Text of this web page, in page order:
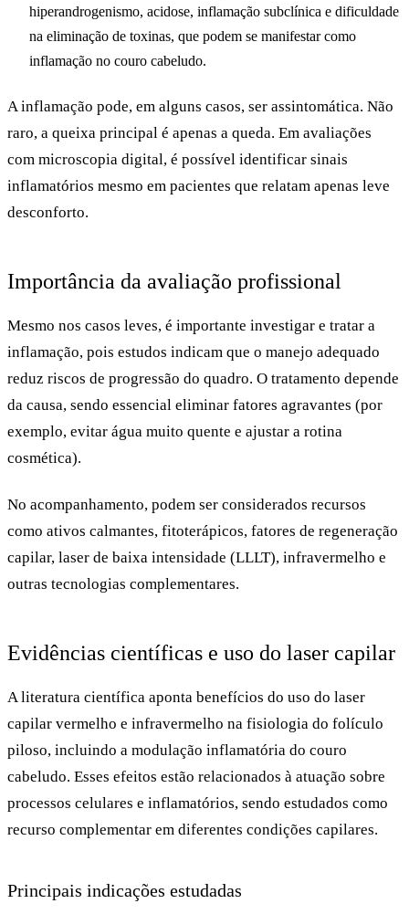
hiperandrogenismo, acidose, inflamação subclínica e dificuldade
na eliminação de toxinas, que podem se manifestar como
inflamação no couro cabeludo.
A inflamação pode, em alguns casos, ser assintomática. Não
raro, a queixa principal é apenas a queda. Em avaliações
com microscopia digital, é possível identificar sinais
inflamatórios mesmo em pacientes que relatam apenas leve
desconforto.
Importância da avaliação profissional
Mesmo nos casos leves, é importante investigar e tratar a
inflamação, pois estudos indicam que o manejo adequado
reduz riscos de progressão do quadro. O tratamento depende
da causa, sendo essencial eliminar fatores agravantes (por
exemplo, evitar água muito quente e ajustar a rotina
cosmética).
No acompanhamento, podem ser considerados recursos
como ativos calmantes, fitoterápicos, fatores de regeneração
capilar, laser de baixa intensidade (LLLT), infravermelho e
outras tecnologias complementares.
Evidências científicas e uso do laser capilar
A literatura científica aponta benefícios do uso do laser
capilar vermelho e infravermelho na fisiologia do folículo
piloso, incluindo a modulação inflamatória do couro
cabeludo. Esses efeitos estão relacionados à atuação sobre
processos celulares e inflamatórios, sendo estudados como
recurso complementar em diferentes condições capilares.
Principais indicações estudadas